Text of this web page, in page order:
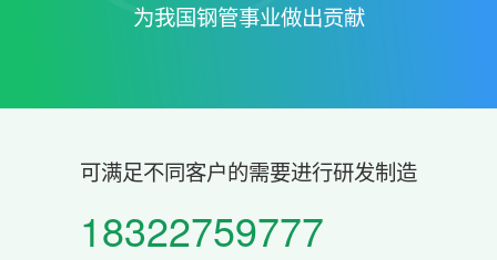
为我国钢管事业做出贡献
可满足不同客户的需要进行研发制造
18322759777